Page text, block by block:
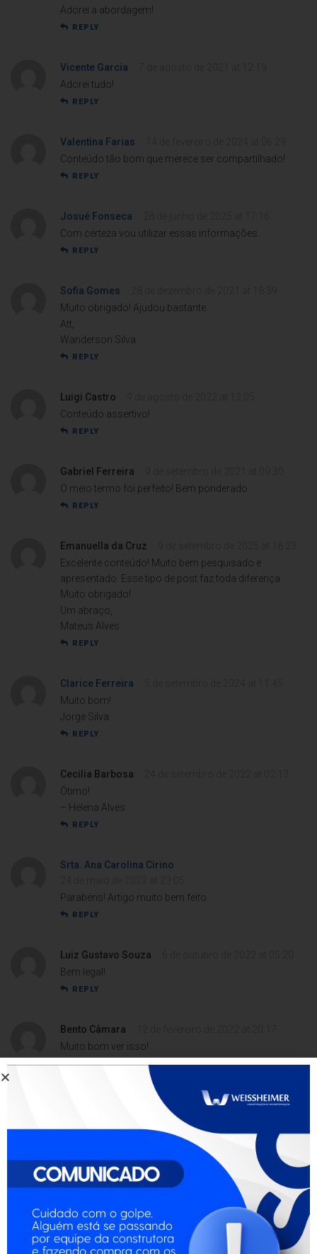
Adorei a abordagem!
REPLY
Vicente Garcia
Adorei tudo!
REPLY
Valentina Farias
Conteúdo tão bom que merece ser compartilhado!
REPLY
Josué Fonseca
Com certeza vou utilizar essas informações.
REPLY
Sofia Gomes
Muito obrigado! Ajudou bastante.
Att,
Wanderson Silva
REPLY
Luigi Castro
Conteúdo assertivo!
REPLY
Gabriel Ferreira
O meio termo foi perfeito! Bem ponderado.
REPLY
Emanuella da Cruz
Excelente conteúdo! Muito bem pesquisado e
apresentado. Esse tipo de post faz toda diferença.
Muito obrigado!
Um abraço,
Mateus Alves
REPLY
Clarice Ferreira
Muito bom!
Jorge Silva
REPLY
Cecilia Barbosa
Ótimo!
– Helena Alves
REPLY
Srta. Ana Carolina Cirino
Parabéns! Artigo muito bem feito.
REPLY
Luiz Gustavo Souza
Bem legal!
REPLY
Bento Câmara
Muito bom ver isso!
REPLY
3 de agosto de 2021 at 17:31
Já pensei em várias aplicações! Inspirador.
Otto Jesus
2 de outubro de 2023 at 09:01
Atenciosamente,
Joaquim Costa (Jardineiro)
Corta grama Husqvarna, podador telescópico,